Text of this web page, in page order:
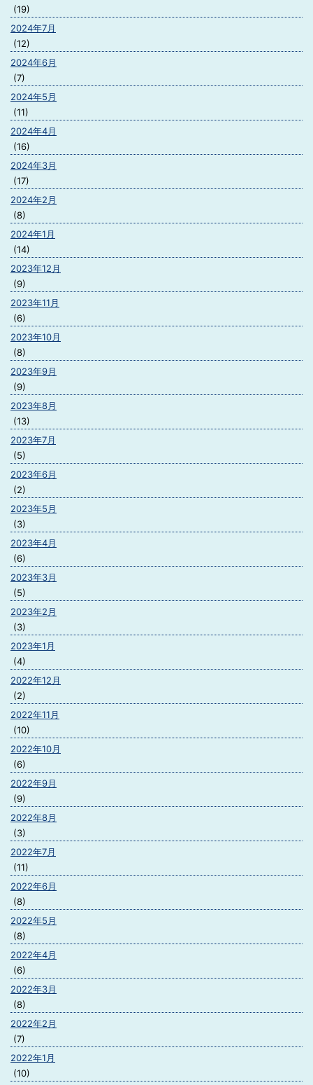
(19)
2024年7月
(12)
2024年6月
(7)
2024年5月
(11)
2024年4月
(16)
2024年3月
(17)
2024年2月
(8)
2024年1月
(14)
2023年12月
(9)
2023年11月
(6)
2023年10月
(8)
2023年9月
(9)
2023年8月
(13)
2023年7月
(5)
2023年6月
(2)
2023年5月
(3)
2023年4月
(6)
2023年3月
(5)
2023年2月
(3)
2023年1月
(4)
2022年12月
(2)
2022年11月
(10)
2022年10月
(6)
2022年9月
(9)
2022年8月
(3)
2022年7月
(11)
2022年6月
(8)
2022年5月
(8)
2022年4月
(6)
2022年3月
(8)
2022年2月
(7)
2022年1月
(10)